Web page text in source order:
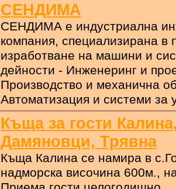
СЕНДИМА
СЕНДИМА е индустриална
компания, специализирана в
изработване на машини и
дейности - Инженеринг и
Производство и механична
Автоматизация и системи за
Къща за гости
Дамяновци, Трявна
Къща Калина се намира в
надморска височина 600м.,